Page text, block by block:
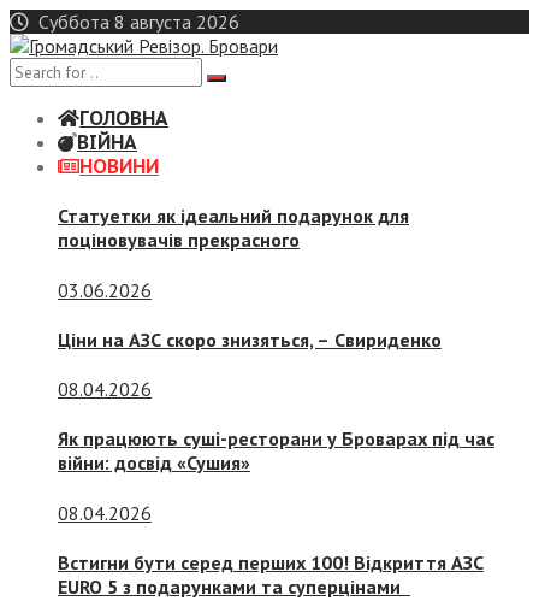
Skip
to
content
Суббота 8 августа 2026
ГОЛОВНА
ВІЙНА
НОВИНИ
Статуетки як ідеальний подарунок для
поціновувачів прекрасного
03.06.2026
Ціни на АЗС скоро знизяться, – Свириденко
08.04.2026
Як працюють суші-ресторани у Броварах під час
війни: досвід «Сушия»
08.04.2026
Встигни бути серед перших 100! Відкриття АЗС
EURO 5 з подарунками та суперцінами